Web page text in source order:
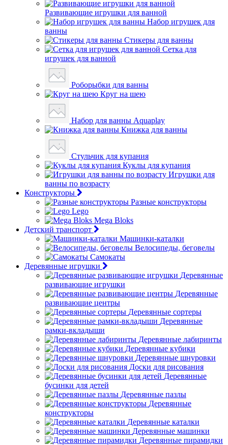
Развивающие игрушки для ванной
Набор игрушек для
ванны
Стикеры для ванны
Сетка для
игрушек для ванной
Роборыбки для ванны
Круг на шею
Набор для ванны Aquaplay
Книжка для ванны
Стульчик для купания
Куклы для купания
Игрушки для
ванны по возрасту
Конструкторы
Разные конструкторы
Lego
Mega Bloks
Детский транспорт
Машинки-каталки
Велосипеды, беговелы
Самокаты
Деревянные игрушки
Деревянные
развивающие игрушки
Деревянные
развивающие центры
Деревянные сортеры
Деревянные
рамки-вкладыши
Деревянные лабиринты
Деревянные кубики
Деревянные шнуровки
Доски для рисования
Деревянные
бусинки для детей
Деревянные пазлы
Деревянные
конструкторы
Деревянные каталки
Деревянные машинки
Деревянные пирамидки